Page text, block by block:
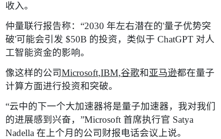
收入。
仲量联行报告称： “2030 年左右潜在的'量子优势突
破'可能会引发 $50B 的投资，类似于 ChatGPT 对人
工智能资金的影响。
像这样的公司Microsoft,IBM,谷歌和亚马逊都在量子
计算方面进行投资和突破。
“云中的下一个大加速器将是量子加速器，我对我们
的进展感到兴奋， ”Microsoft 首席执行官 Satya
Nadella 在上个月的公司财报电话会议上说。